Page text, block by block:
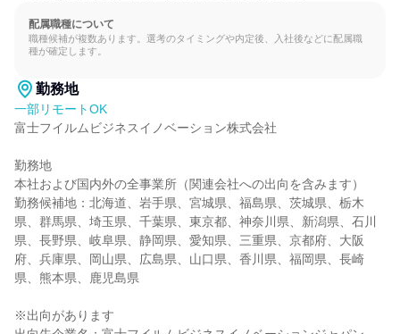
配属職種について
職種候補が複数あります。選考のタイミングや内定後、入社後などに配属職
種が確定します。
勤務地
一部リモートOK
富士フイルムビジネスイノベーション株式会社
勤務地
本社および国内外の全事業所（関連会社への出向を含みます）
勤務候補地：北海道、岩手県、宮城県、福島県、茨城県、栃木
県、群馬県、埼玉県、千葉県、東京都、神奈川県、新潟県、石川
県、長野県、岐阜県、静岡県、愛知県、三重県、京都府、大阪
府、兵庫県、岡山県、広島県、山口県、香川県、福岡県、長崎
県、熊本県、鹿児島県
※出向があります